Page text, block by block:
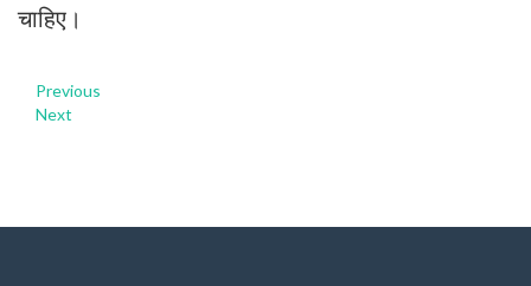
चाहिए।
Previous
Next